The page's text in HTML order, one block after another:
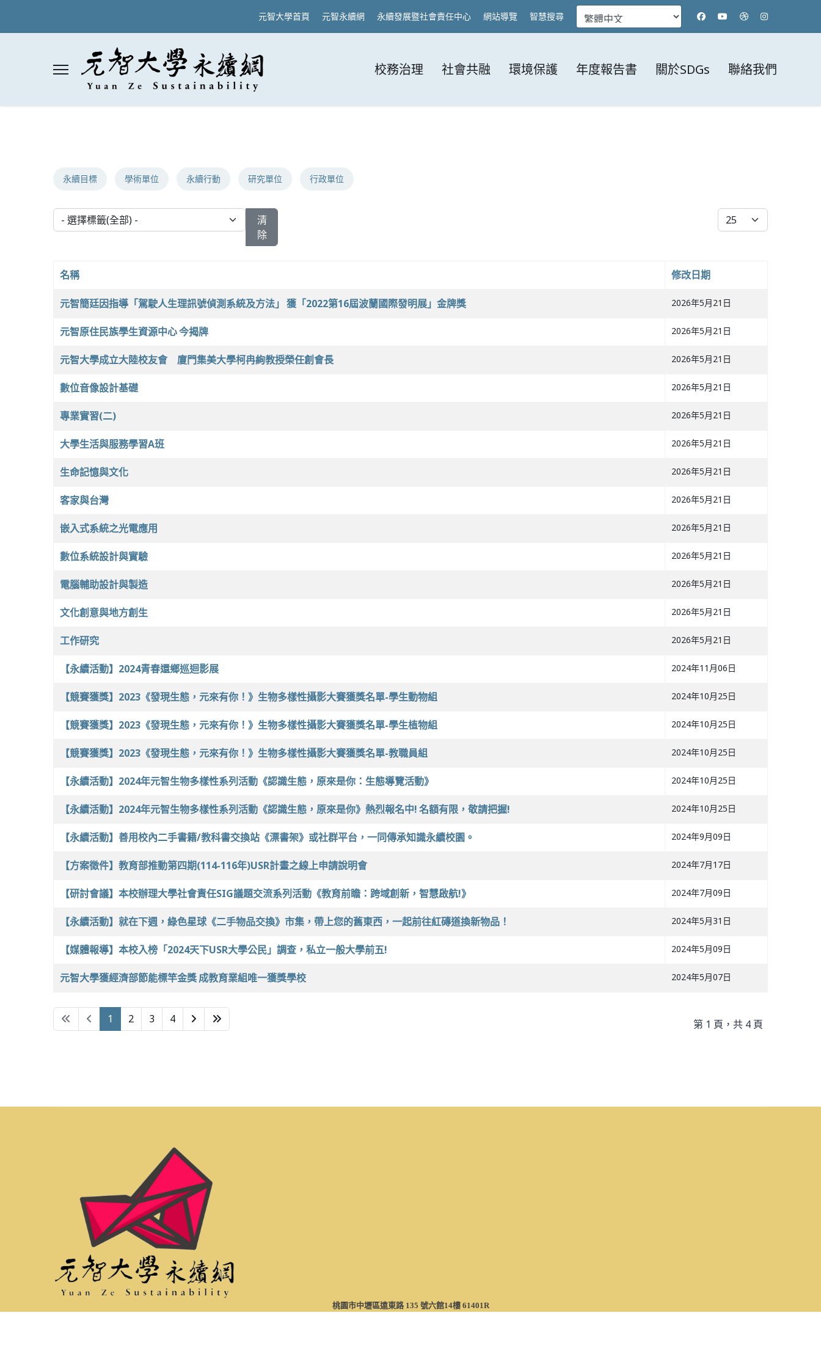
元智大學首頁 元智永續網 永續發展暨社會責任中心 網站導覽 智慧搜尋
校務治理 社會共融 環境保護 年度報告書 關於SDGs 聯絡我們
永續目標 學術單位 永續行動 研究單位 行政單位
- 選擇標籤(全部) -
清
除
每頁顯示條數
文章列表
名稱 修改日期
元智簡廷因指導「駕駛人生理訊號偵測系統及方法」 獲「2022第16屆波蘭國際發明展」金牌獎 2026年5月21日
元智原住民族學生資源中心 今揭牌 2026年5月21日
元智大學成立大陸校友會 廈門集美大學柯冉絢教授榮任創會長 2026年5月21日
數位音像設計基礎 2026年5月21日
專業實習(二) 2026年5月21日
大學生活與服務學習A班 2026年5月21日
生命記憶與文化 2026年5月21日
客家與台灣 2026年5月21日
嵌入式系統之光電應用 2026年5月21日
數位系統設計與實驗 2026年5月21日
電腦輔助設計與製造 2026年5月21日
文化創意與地方創生 2026年5月21日
工作研究 2026年5月21日
【永續活動】2024青春還鄉巡迴影展 2024年11月06日
【競賽獲獎】2023《發現生態，元來有你！》生物多樣性攝影大賽獲獎名單-學生動物組 2024年10月25日
【競賽獲獎】2023《發現生態，元來有你！》生物多樣性攝影大賽獲獎名單-學生植物組 2024年10月25日
【競賽獲獎】2023《發現生態，元來有你！》生物多樣性攝影大賽獲獎名單-教職員組 2024年10月25日
【永續活動】2024年元智生物多樣性系列活動《認識生態，原來是你：生態導覽活動》 2024年10月25日
【永續活動】2024年元智生物多樣性系列活動《認識生態，原來是你》熱烈報名中! 名額有限，敬請把握! 2024年10月25日
【永續活動】善用校內二手書籍/教科書交換站《漂書架》或社群平台，一同傳承知識永續校園。 2024年9月09日
【方案徵件】教育部推動第四期(114-116年)USR計畫之線上申請說明會 2024年7月17日
【研討會議】本校辦理大學社會責任SIG議題交流系列活動《教育前瞻：跨域創新，智慧啟航!》 2024年7月09日
【永續活動】就在下週，綠色星球《二手物品交換》市集，帶上您的舊東西，一起前往紅磚道換新物品！ 2024年5月31日
【媒體報導】本校入榜「2024天下USR大學公民」調查，私立一般大學前五! 2024年5月09日
元智大學獲經濟部節能標竿金獎 成教育業組唯一獲獎學校 2024年5月07日
第 1 頁，共 4 頁
1 2 3 4
桃園市中壢區遠東路 135 號六館14樓 61401R